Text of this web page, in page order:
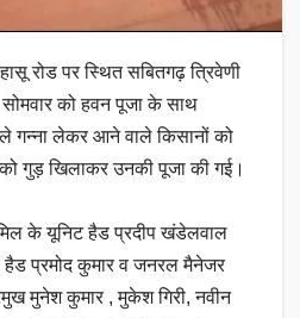
रोड पर स्थित सबितगढ़ त्रिवेणी
को हवन पूजा के साथ
गन्ना लेकर आने वाले किसानों को
गुड़ खिलाकर उनकी पूजा की गई।
के यूनिट हैड प्रदीप खंडेलवाल
प्रमोद कुमार व जनरल मैनेजर
मुनेश कुमार , मुकेश गिरी, नवीन